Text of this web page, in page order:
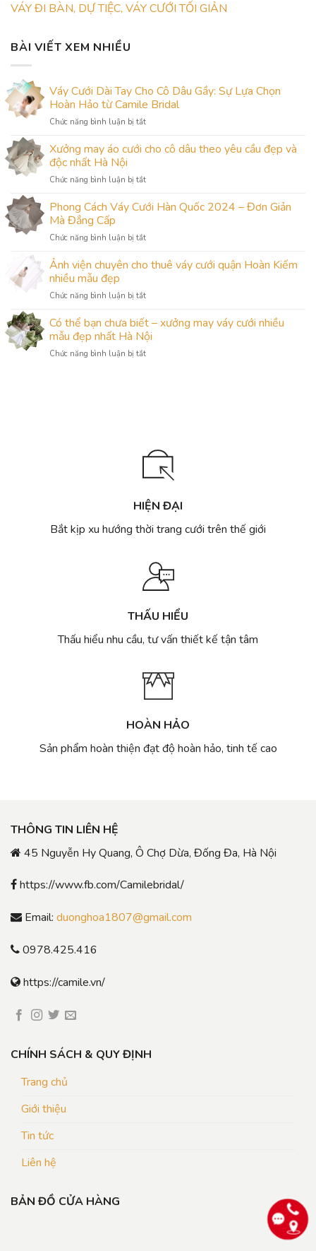
VÁY ĐI BÀN, DỰ TIỆC, VÁY CƯỚI TỐI GIẢN
BÀI VIẾT XEM NHIỀU
Váy Cưới Dài Tay Cho Cô Dâu Gầy: Sự Lựa Chọn
Hoàn Hảo từ Camile Bridal
Chức năng bình luận bị tắtở
Cưới
Cho
Dâu
Lựa
Hoàn
Camile
Xưởng may áo cưới cho cô dâu theo yêu cầu đẹp và
độc nhất Hà Nội
Chức năng bình luận bị tắtở
may
cho
dâu
cầu
và
độc
Hà
Phong Cách Váy Cưới Hàn Quốc 2024 – Đơn Giản
Mà Đẳng Cấp
Chức năng bình luận bị tắtở
Cách
Hàn
2024
–
Đơn
Giản
Ảnh viện chuyên cho thuê váy cưới quận Hoàn Kiếm
nhiều mẫu đẹp
Chức năng bình luận bị tắtở
viện
chuyên
cho
thuê
đẹp
Có thể bạn chưa biết – xưởng may váy cưới nhiều
mẫu đẹp nhất Hà Nội
Chức năng bình luận bị tắtở
may
váy
mẫu
đẹp
Hà
HIỆN ĐẠI
Bắt kịp xu hướng thời trang cưới trên thế giới
THẤU HIỂU
Thấu hiểu nhu cầu, tư vấn thiết kế tận tâm
HOÀN HẢO
Sản phẩm hoàn thiện đạt độ hoàn hảo, tinh tế cao
THÔNG TIN LIÊN HỆ
45 Nguyễn Hy Quang, Ô Chợ Dừa, Đống Đa, Hà Nội
https://www.fb.com/Camilebridal/
Email: duonghoa1807@gmail.com
0978.425.416
https://camile.vn/
CHÍNH SÁCH & QUY ĐỊNH
Trang chủ
Giới thiệu
Tin tức
Liên hệ
BẢN ĐỒ CỬA HÀNG